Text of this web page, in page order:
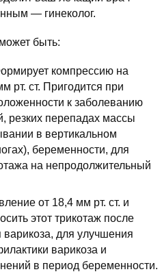
— гинеколог.
быть:
компрессию на
рт. ст. Пригодится при
к заболеванию
резких перепадах массы
в вертикальном
беременности, для
на непродолжительный
от 18,4 мм рт. ст. и
этот трикотаж после
варикоза, для улучшения
варикоза и
в период беременности.